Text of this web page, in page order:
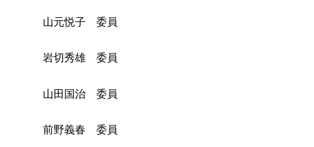
山元悦子 委員
岩切秀雄 委員
山田国治 委員
前野義春 委員